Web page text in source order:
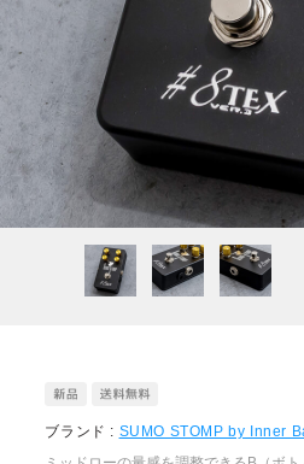
ブランド : SUMO STOMP by Inner